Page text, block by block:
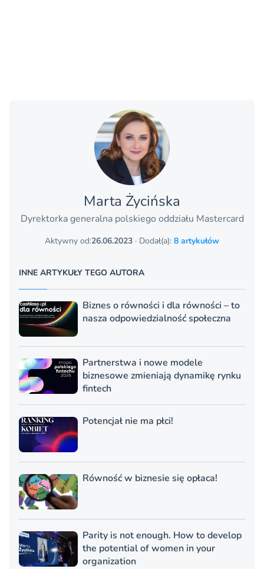
Marta Życińska
Dyrektorka generalna polskiego oddziału Mastercard
Aktywny od:26.06.2023 · Dodał(a): 8 artykułów
INNE ARTYKUŁY TEGO AUTORA
Biznes o równości i dla równości – to
nasza odpowiedzialność społeczna
Partnerstwa i nowe modele
biznesowe zmieniają dynamikę rynku
fintech
Potencjał nie ma płci!
Równość w biznesie się opłaca!
Parity is not enough. How to develop
the potential of women in your
organization